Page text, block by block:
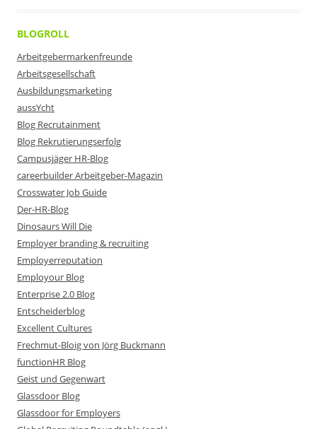
BLOGROLL
Arbeitgebermarkenfreunde
Arbeitsgesellschaft
Ausbildungsmarketing
aussYcht
Blog Recrutainment
Blog Rekrutierungserfolg
Campusjäger HR-Blog
careerbuilder Arbeitgeber-Magazin
Crosswater Job Guide
Der-HR-Blog
Dinosaurs Will Die
Employer branding & recruiting
Employerreputation
Employour Blog
Enterprise 2.0 Blog
Entscheiderblog
Excellent Cultures
Frechmut-Bloig von Jörg Buckmann
functionHR Blog
Geist und Gegenwart
Glassdoor Blog
Glassdoor for Employers